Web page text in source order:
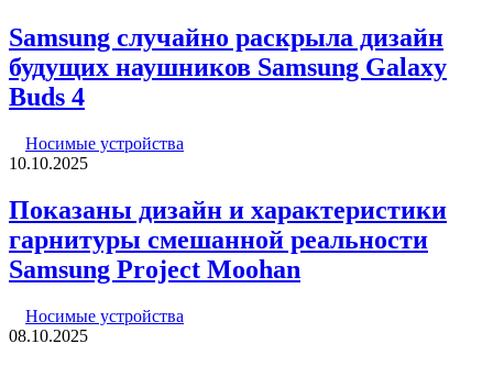
Samsung случайно раскрыла дизайн
будущих наушников Samsung Galaxy
Buds 4
Носимые устройства
10.10.2025
Показаны дизайн и характеристики
гарнитуры смешанной реальности
Samsung Project Moohan
Носимые устройства
08.10.2025